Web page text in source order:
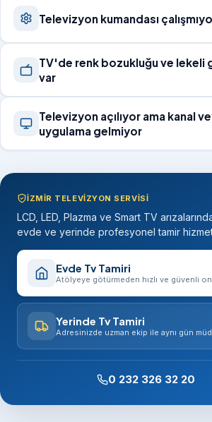
Televizyon kumandası
TV'de renk bozukluğu ve lekeli
var
Televizyon açılıyor ama kanal
uygulama gelmiyor
İZMIR TELEVIZYON SERVISI
LCD, LED, Plazma ve Smart TV
evde ve yerinde profesyonel tamir
Evde Tv Tamiri
Atölyeye götürmeden hızlı ve güvenli
Yerinde Tv Tamiri
Adresinizde uzman ekip ile aynı gün
0 232 326 32 20